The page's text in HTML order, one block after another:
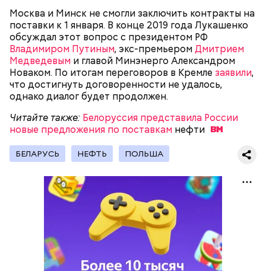
Москва и Минск не смогли заключить контракты на
поставки к 1 января. В конце 2019 года Лукашенко
обсуждал этот вопрос с президентом РФ
Владимиром Путиным, экс-премьеромДмитрием
Медведевым и главой Минэнерго Александром
Новаком. По итогам переговоров в Кремле заявили,
что достигнуть договоренности не удалось,
однако диалог будет продолжен.
Читайте также: Белоруссия представила России
новые предложения по поставкам нефти
БЕЛАРУСЬ НЕФТЬ ПОЛЬША
Каждый год — в зависимости от того, какие
Часы Судного дня — прибыльный
проглотить
Множество людей совершают паломнические
поездки, чтобы поклониться мощам Святителя
Николая, которые находятся в Италии. 19 декабря
отмечается Никола Зимний, а 22 мая Никола вешний
или летний. Этот день установлен в память об
обретении его мощей.
Молитва Николаю чудотворцу